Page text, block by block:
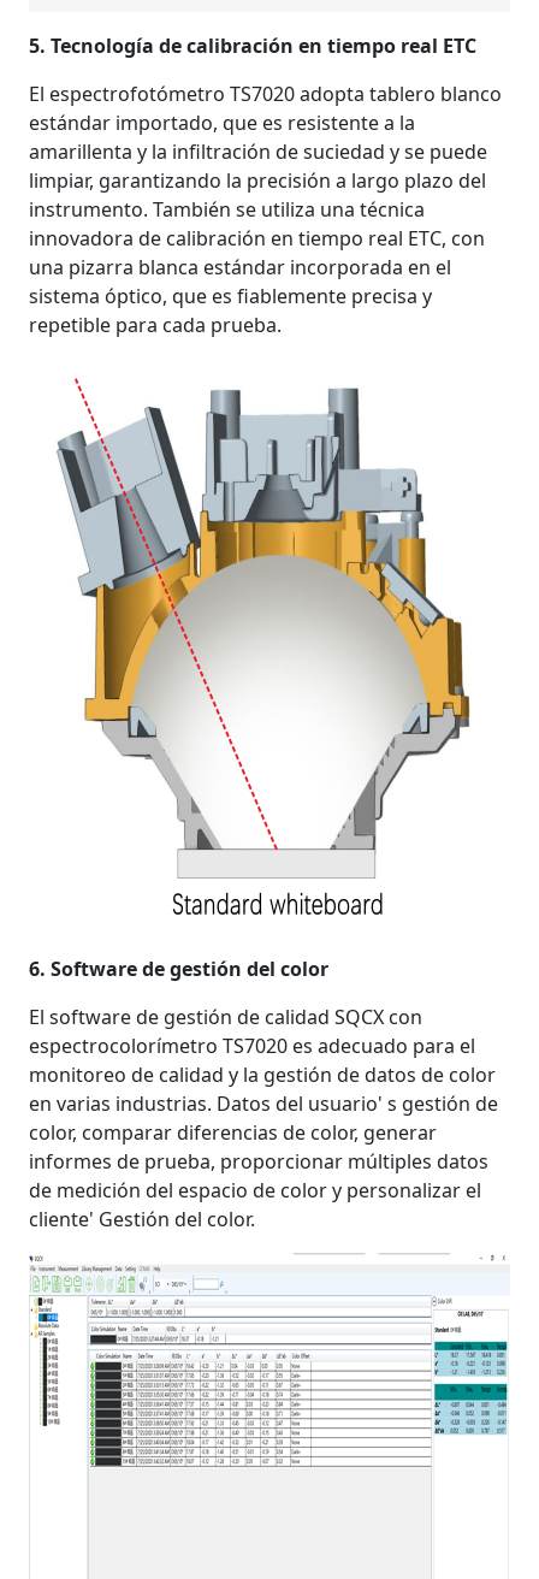
5. Tecnología de calibración en tiempo real ETC
El espectrofotómetro TS7020 adopta tablero blanco
estándar importado, que es resistente a la
amarillenta y la infiltración de suciedad y se puede
limpiar, garantizando la precisión a largo plazo del
instrumento. También se utiliza una técnica
innovadora de calibración en tiempo real ETC, con
una pizarra blanca estándar incorporada en el
sistema óptico, que es fiablemente precisa y
repetible para cada prueba.
6. Software de gestión del color
El software de gestión de calidad SQCX con
espectrocolorímetro TS7020 es adecuado para el
monitoreo de calidad y la gestión de datos de color
en varias industrias. Datos del usuario' s gestión de
color, comparar diferencias de color, generar
informes de prueba, proporcionar múltiples datos
de medición del espacio de color y personalizar el
cliente' Gestión del color.